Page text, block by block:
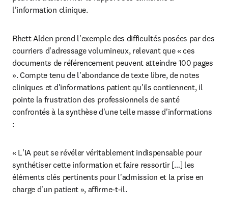
l'information clinique.
Rhett Alden prend l'exemple des difficultés posées par des
courriers d'adressage volumineux, relevant que « ces
documents de référencement peuvent atteindre 100 pages
». Compte tenu de l'abondance de texte libre, de notes
cliniques et d'informations patient qu'ils contiennent, il
pointe la frustration des professionnels de santé
confrontés à la synthèse d'une telle masse d'informations
:
« L'IA peut se révéler véritablement indispensable pour
synthétiser cette information et faire ressortir […] les
éléments clés pertinents pour l'admission et la prise en
charge d'un patient », affirme-t-il.